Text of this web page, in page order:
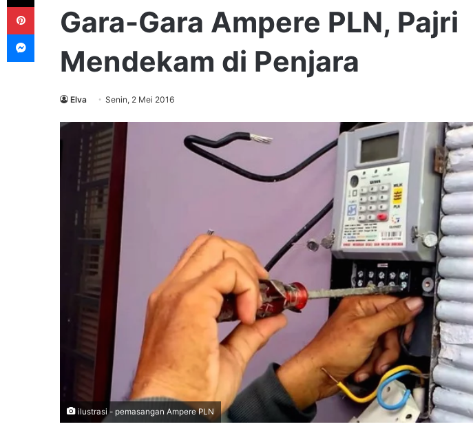
Gara-Gara Ampere PLN, Pajri
Mendekam di Penjara
Elva Senin, 2 Mei 2016
ilustrasi - pemasangan Ampere PLN
Pinterest
Messenger